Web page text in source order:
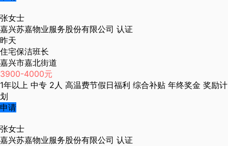
张女士
嘉兴苏嘉物业服务股份有限公司 认证
昨天
住宅保洁班长
嘉兴市嘉北街道
3900-4000元
1年以上 中专 2人 高温费节假日福利 综合补贴 年终奖金 奖励计
划
申请
张女士
嘉兴苏嘉物业服务股份有限公司 认证